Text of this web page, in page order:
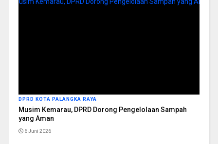
DPRD KOTA PALANGKA RAYA
Musim Kemarau, DPRD Dorong Pengelolaan Sampah
yang Aman
6 Juni 2026